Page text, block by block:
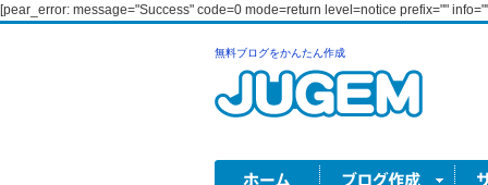
[pear_error: message="Success" code=0 mode=return level=notice prefix=""
無料ブログをかんたん作成